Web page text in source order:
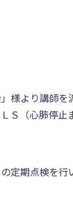
様より講師
Ｓ（心肺停
定期点検を行